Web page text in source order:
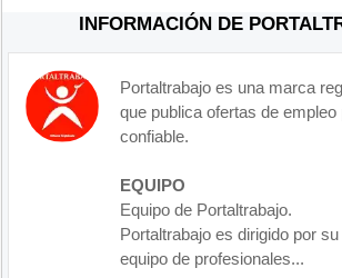
INFORMACIÓN DE
Portaltrabajo es una marca
que publica ofertas de
confiable.
EQUIPO
Equipo de Portaltrabajo.
Portaltrabajo es dirigido por
equipo de profesionales...